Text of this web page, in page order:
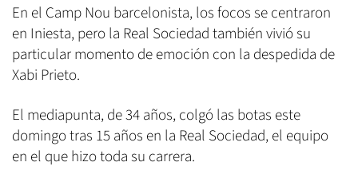
En el Camp Nou barcelonista, los focos se centraron
en Iniesta, pero la Real Sociedad también vivió su
particular momento de emoción con la despedida de
Xabi Prieto.
El mediapunta, de 34 años, colgó las botas este
domingo tras 15 años en la Real Sociedad, el equipo
en el que hizo toda su carrera.